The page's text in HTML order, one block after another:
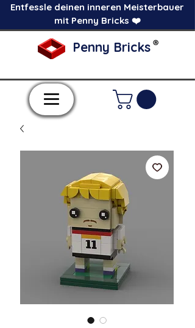
Entfessle deinen inneren Meisterbauer
mit Penny Bricks ❤️
Penny Bricks ®